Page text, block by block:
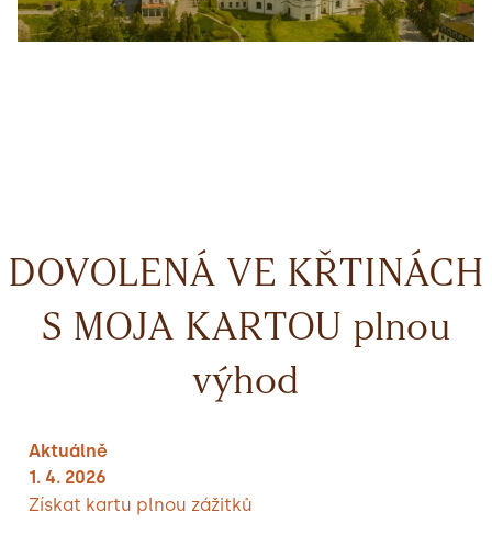
DOVOLENÁ VE KŘTINÁCH
S MOJA KARTOU plnou
výhod
Aktuálně
1. 4. 2026
Získat kartu plnou zážitků